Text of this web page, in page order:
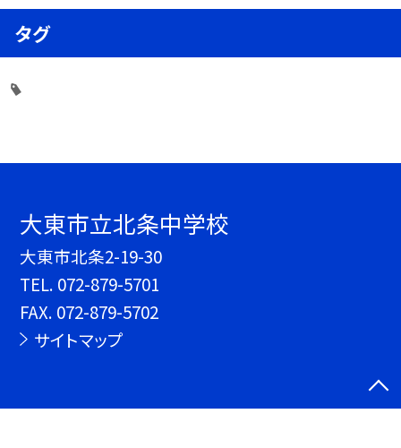
タグ
大東市立北条中学校
大東市北条2-19-30
TEL. 072-879-5701
FAX. 072-879-5702
サイトマップ